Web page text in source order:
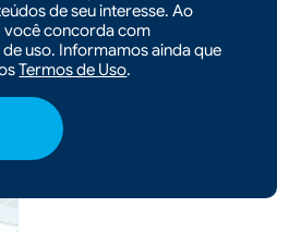
de seu interesse. Ao
você concorda com
uso. Informamos ainda que
Termos de Uso.
Lei garante frete mínimo no
transporte de cargas; saiba o
que muda